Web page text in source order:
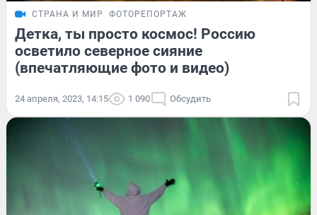
СТРАНА И МИР ФОТОРЕПОРТАЖ
Детка, ты просто космос! Россию
осветило северное сияние
(впечатляющие фото и видео)
24 апреля, 2023, 14:15 1 090 Обсудить